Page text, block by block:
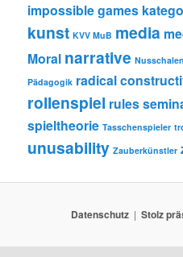
impossible games
kunst KVV MuB media
Moral narrative Nusschalen
Pädagogik radical
rollenspiel rules
spieltheorie Tasschenspieler
unusability Zauberkünstler
Datenschutz Stolz